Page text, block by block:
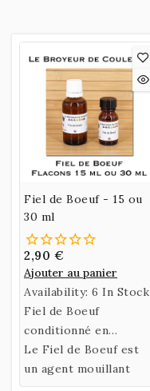
Fiel de Boeuf - 15 ou
30 ml
2,90 €
Ajouter au panier
Availability: 6 In Stock
Fiel de Boeuf
conditionné en
Flacons de 15 ml ou 30
ml.
Le Fiel de Boeuf est
un agent mouillant